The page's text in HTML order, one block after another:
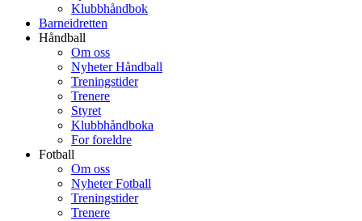
Klubbhåndbok
Barneidretten
Håndball
Om oss
Nyheter Håndball
Treningstider
Trenere
Styret
Klubbhåndboka
For foreldre
Fotball
Om oss
Nyheter Fotball
Treningstider
Trenere